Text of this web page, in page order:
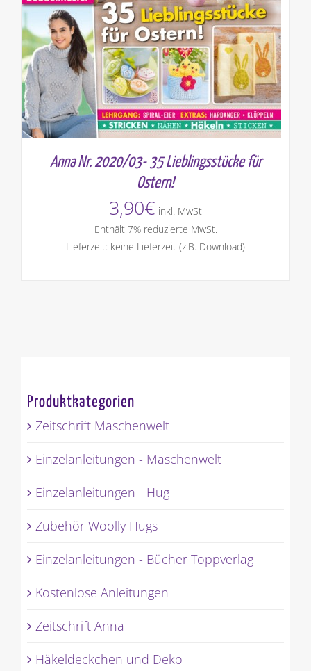
Anna Nr. 2020/03- 35 Lieblingsstücke für
Ostern!
3,90€ inkl. MwSt
Enthält 7% reduzierte MwSt.
Lieferzeit: keine Lieferzeit (z.B. Download)
Produktkategorien
Zeitschrift Maschenwelt
Einzelanleitungen - Maschenwelt
Einzelanleitungen - Hug
Zubehör Woolly Hugs
Einzelanleitungen - Bücher Toppverlag
Kostenlose Anleitungen
Zeitschrift Anna
Häkeldeckchen und Deko